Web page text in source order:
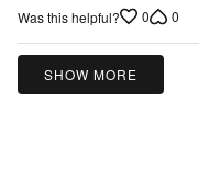
Was this helpful? 0 0
SHOW MORE